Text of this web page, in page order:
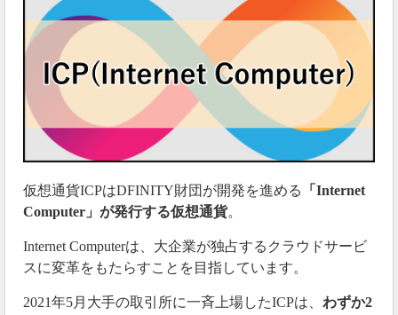
仮想通貨ICPはDFINITY財団が開発を進める
「Internet
Computer」が発行する仮想通貨。
Internet Computerは、大企業が独占するクラウドサービ
スに変革をもたらすことを目指しています。
2021年5月大手の取引所に一斉上場したICPは、 わずか2